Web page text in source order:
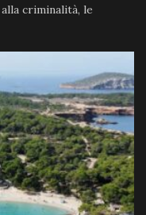
criminalità, le